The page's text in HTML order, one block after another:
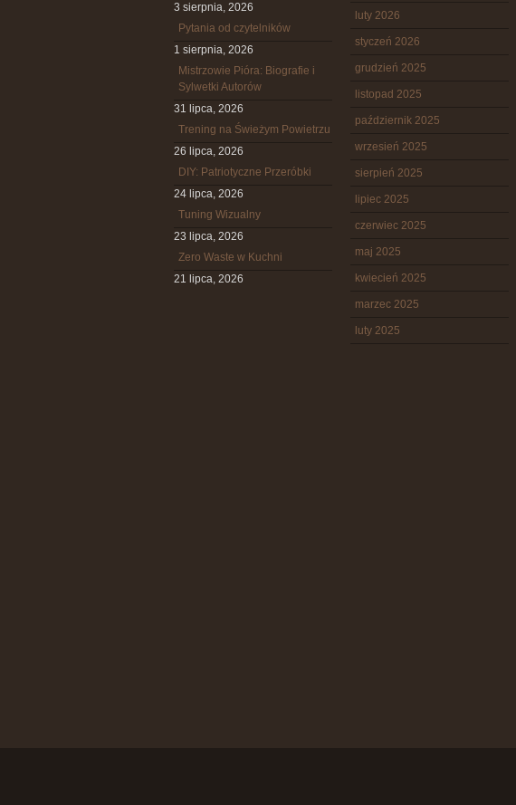
3 sierpnia, 2026
Pytania od czytelników
1 sierpnia, 2026
Mistrzowie Pióra: Biografie i
Sylwetki Autorów
31 lipca, 2026
Trening na Świeżym Powietrzu
26 lipca, 2026
DIY: Patriotyczne Przeróbki
24 lipca, 2026
Tuning Wizualny
23 lipca, 2026
Zero Waste w Kuchni
21 lipca, 2026
luty 2026
styczeń 2026
grudzień 2025
listopad 2025
październik 2025
wrzesień 2025
sierpień 2025
lipiec 2025
czerwiec 2025
maj 2025
kwiecień 2025
marzec 2025
luty 2025